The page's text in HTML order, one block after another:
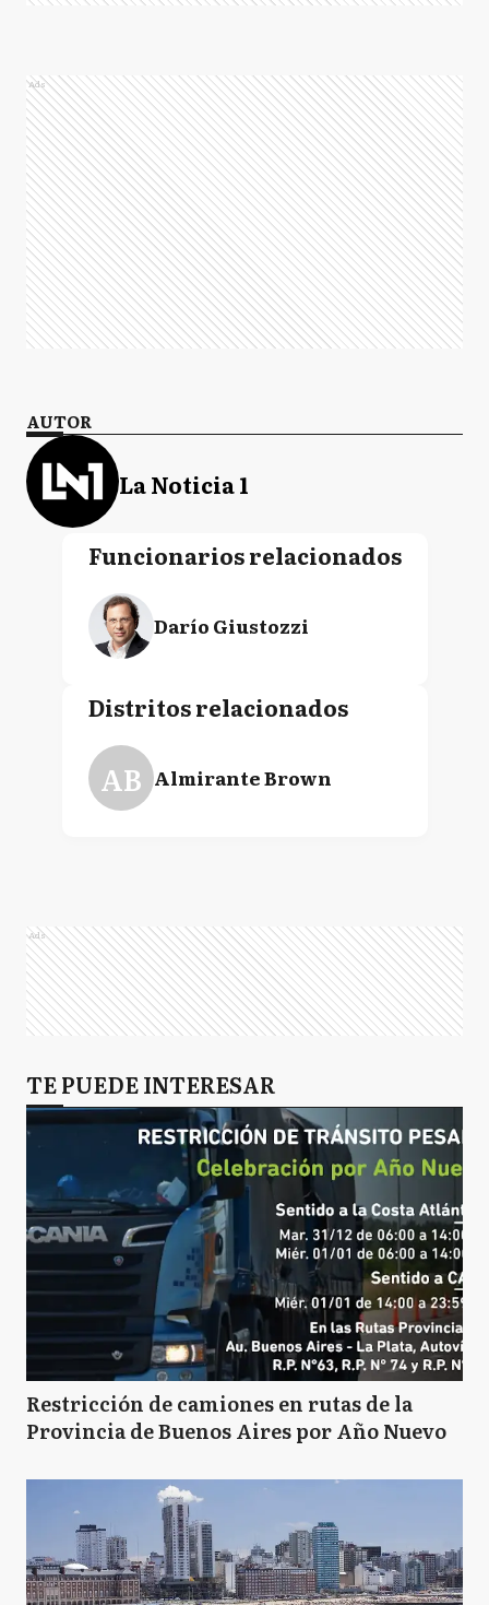
Ads
AUTOR
La Noticia 1
Funcionarios relacionados
Darío Giustozzi
Distritos relacionados
AB Almirante Brown
Ads
TE PUEDE INTERESAR
Restricción de camiones en rutas de la
Provincia de Buenos Aires por Año Nuevo